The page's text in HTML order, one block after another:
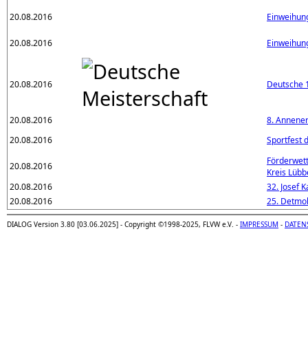
20.08.2016
20.08.2016
20.08.2016 Deutsche
20.08.2016
8.
20.08.2016
Sportfest
20.08.2016
Kreis
20.08.2016
32. Josef
20.08.2016
25.
DIALOG Version 3.80 [03.06.2025] - Copyright ©1998-2025, FLVW e.V. - IMPRESSUM -